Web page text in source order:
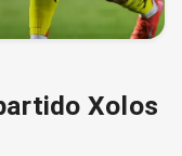
Xolos